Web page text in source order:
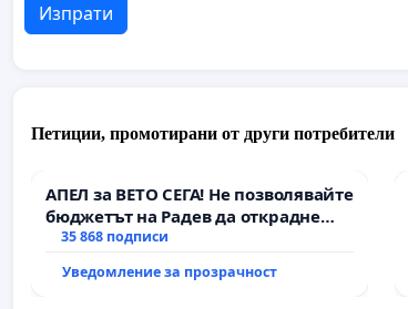
Изпрати
Петиции, промотирани от други потребители
АПЕЛ за ВЕТО СЕГА! Не позволявайте
бюджетът на Радев да открадне
парите и правата ни в тъмното
35 868 подписи
Уведомление за прозрачност